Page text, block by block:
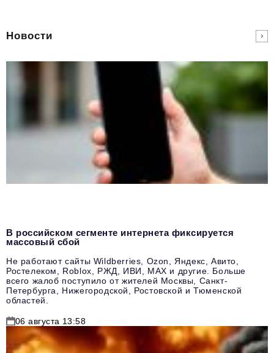
Новости
В российском сегменте интернета фиксируется
массовый сбой
Не работают сайты Wildberries, Ozon, Яндекс, Авито,
Ростелеком, Roblox, РЖД, ИВИ, MAX и другие. Больше
всего жалоб поступило от жителей Москвы, Санкт-
Петербурга, Нижегородской, Ростовской и Тюменской
областей.
06 августа 13:58